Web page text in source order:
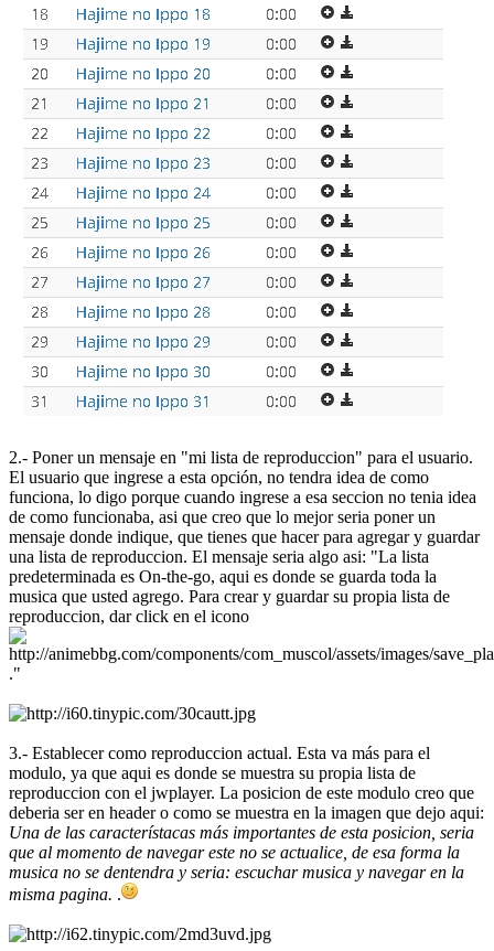
2.- Poner un mensaje en "mi lista de reproduccion" para el usuario.
El usuario que ingrese a esta opción, no tendra idea de como
funciona, lo digo porque cuando ingrese a esa seccion no tenia idea
de como funcionaba, asi que creo que lo mejor seria poner un
mensaje donde indique, que tienes que hacer para agregar y guardar
una lista de reproduccion. El mensaje seria algo asi: "La lista
predeterminada es On-the-go, aqui es donde se guarda toda la
musica que usted agrego. Para crear y guardar su propia lista de
reproduccion, dar click en el icono
."
3.- Establecer como reproduccion actual. Esta va más para el
modulo, ya que aqui es donde se muestra su propia lista de
reproduccion con el jwplayer. La posicion de este modulo creo que
deberia ser en header o como se muestra en la imagen que dejo aqui:
Una de las característacas más importantes de esta posicion, seria
que al momento de navegar este no se actualice, de esa forma la
musica no se dentendra y seria: escuchar musica y navegar en la
misma pagina. .